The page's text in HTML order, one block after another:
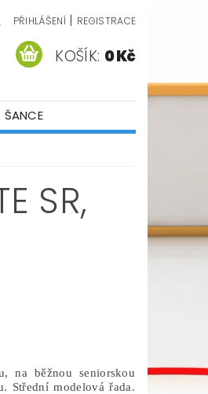
PŘIHLÁŠENÍ | REGISTRACE
KOŠÍK: 0 Kč
SR,
na běžnou seniorskou
Střední modelová řada.